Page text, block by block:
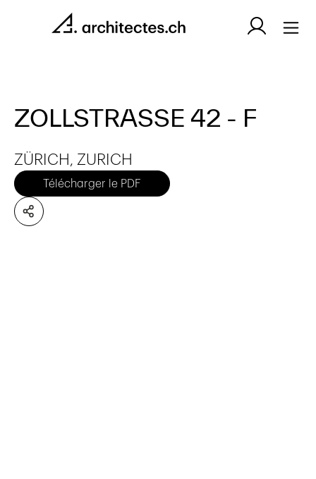
ZOLLSTRASSE 42 - F
ZÜRICH, ZURICH
Télécharger le PDF